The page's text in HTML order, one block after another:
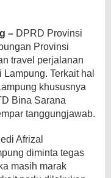
– DPRD Provinsi
Provinsi
travel perjalanan
Terkait hal
khususnya
Bina Sarana
tanggungjawab.
Afrizal
diminta tegas
masih marak